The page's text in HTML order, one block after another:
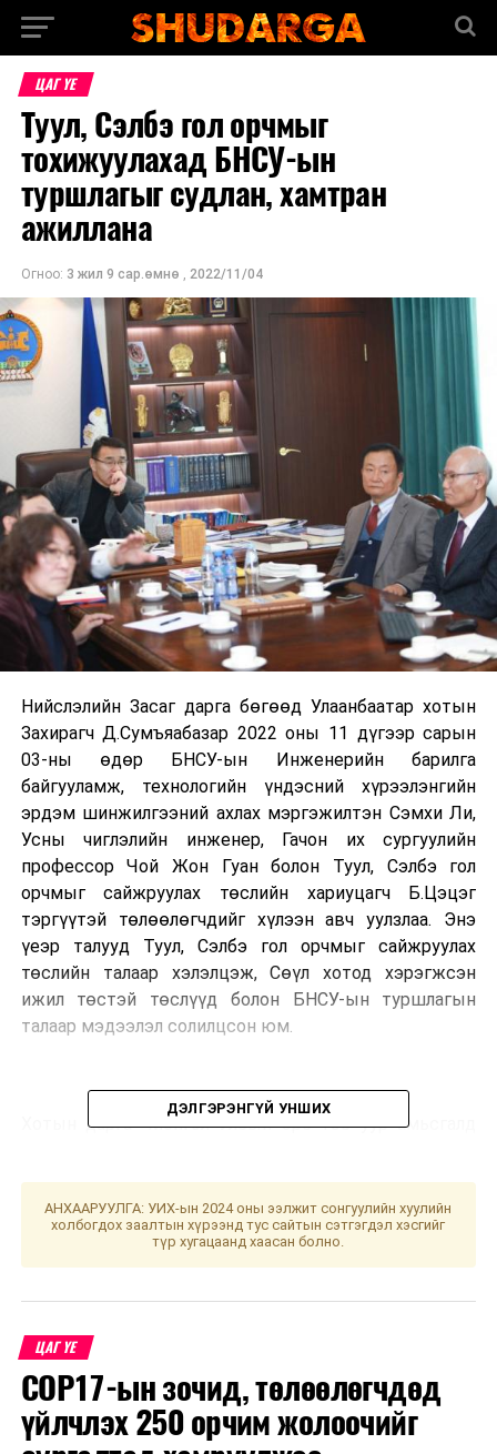
ЦАГ ҮЕ
Туул, Сэлбэ гол орчмыг
тохижуулахад БНСУ-ын
туршлагыг судлан, хамтран
ажиллана
Огноо: 3 жил 9 сар.өмнө , 2022/11/04
Нийслэлийн Засаг дарга бөгөөд Улаанбаатар хотын
Захирагч Д.Сумъяабазар 2022 оны 11 дүгээр сарын
03-ны өдөр БНСУ-ын Инженерийн барилга
байгууламж, технологийн үндэсний хүрээлэнгийн
эрдэм шинжилгээний ахлах мэргэжилтэн Сэмхи Ли,
Усны чиглэлийн инженер, Гачон их сургуулийн
профессор Чой Жон Гуан болон Туул, Сэлбэ гол
орчмыг сайжруулах төслийн хариуцагч Б.Цэцэг
тэргүүтэй төлөөлөгчдийг хүлээн авч уулзлаа. Энэ
үеэр талууд Туул, Сэлбэ гол орчмыг сайжруулах
төслийн талаар хэлэлцэж, Сөүл хотод хэрэгжсэн
ижил төстэй төслүүд болон БНСУ-ын туршлагын
талаар мэдээлэл солилцсон юм.
Хотын дарга “Монгол Улсын эрс тэс уур амьсгалд
Туул, Сэлбэ голыг олон улсын стандартад нийцүүлэн
тохижуулж, урсцыг сайжруулснаар Улаанбаатар
хотын уур амьсгалыг зөөллөх, чийгшлийг
Тус төсөлд БНСУ-ын мэргэжилтнүүд хамтран
ажиллаж, мэргэжлийн зөвлөгөө, дэмжлэг үзүүлэх,
ДЭЛГЭРЭНГҮЙ УНШИХ
АНХААРУУЛГА: УИХ-ын 2024 оны ээлжит сонгуулийн хуулийн
холбогдох заалтын хүрээнд тус сайтын сэтгэгдэл хэсгийг
түр хугацаанд хаасан болно.
ЦАГ ҮЕ
COP17-ын зочид, төлөөлөгчдөд
үйлчлэх 250 орчим жолоочийг